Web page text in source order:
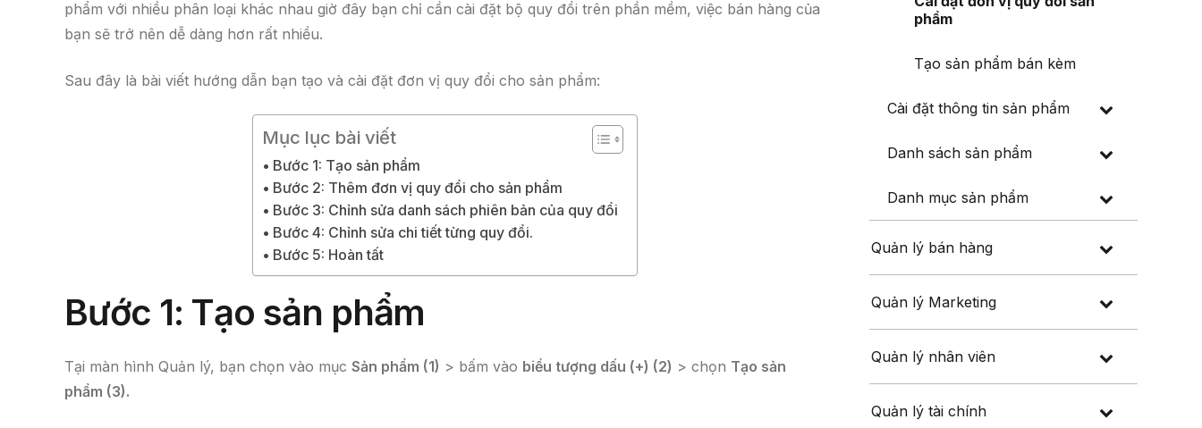
o
k
phẩm với nhiều phân loại khác nhau giờ đây bạn chỉ cần cài đặt bộ quy đổi trên phần mềm, việc bán hàng của
bạn sẽ trở nên dễ dàng hơn rất nhiều.
Sau đây là bài viết hướng dẫn bạn tạo và cài đặt đơn vị quy đổi cho sản phẩm:
Mục lục bài viết
Bước 1: Tạo sản phẩm
Bước 2: Thêm đơn vị quy đổi cho sản phẩm
Bước 3: Chỉnh sửa danh sách phiên bản của quy đổi
Bước 4: Chỉnh sửa chi tiết từng quy đổi.
Bước 5: Hoàn tất
Bước 1: Tạo sản phẩm
Tại màn hình Quản lý, bạn chọn vào mục Sản phẩm (1) > bấm vào biểu tượng dấu (+) (2) > chọn Tạo sản
phẩm (3).
phẩm
Tạo sản phẩm bán kèm
Cài đặt thông tin sản phẩm
Danh sách sản phẩm
Danh mục sản phẩm
Quản lý bán hàng
Quản lý Marketing
Quản lý nhân viên
Quản lý tài chính